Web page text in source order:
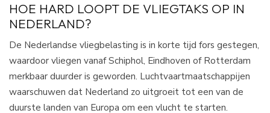
HOE HARD LOOPT DE VLIEGTAKS OP IN
NEDERLAND?
De Nederlandse vliegbelasting is in korte tijd fors gestegen,
waardoor vliegen vanaf Schiphol, Eindhoven of Rotterdam
merkbaar duurder is geworden. Luchtvaartmaatschappijen
waarschuwen dat Nederland zo uitgroeit tot een van de
duurste landen van Europa om een vlucht te starten.​